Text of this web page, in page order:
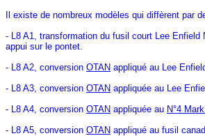
Il existe de nombreux modèles qui diffèrent par
- L8 A1, transformation du fusil court Lee
appui sur le pontet.
- L8 A2, conversion OTAN appliqué au Lee
- L8 A3, conversion OTAN appliquée au Lee
- L8 A4, conversion OTAN appliquée au N°4 Mark I
- L8 A5, conversion OTAN appliqué au fusil